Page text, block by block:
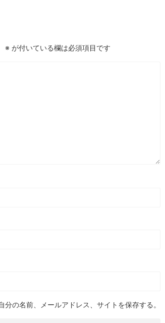
※ が付いている欄は必須項目です
の名前、メールアドレス、サイトを保存する。